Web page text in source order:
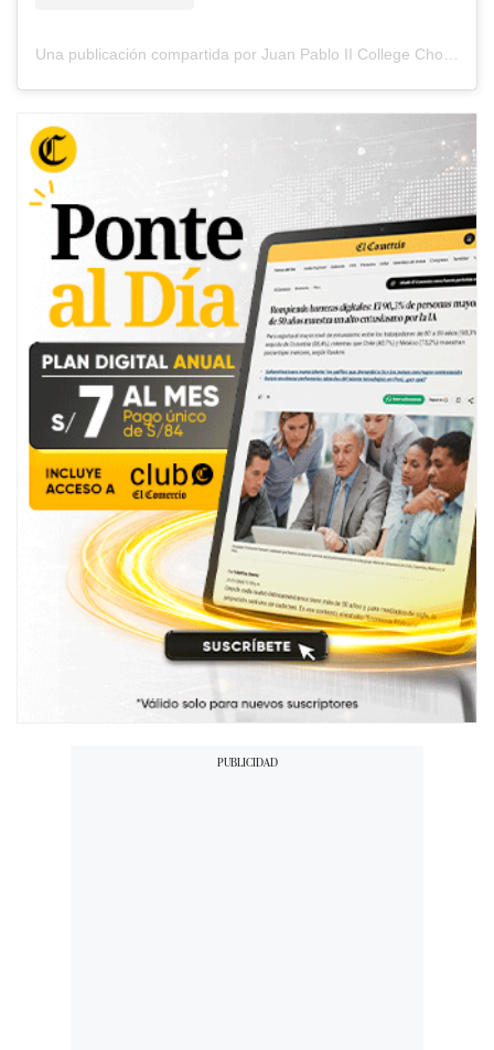
Una publicación compartida por Juan Pablo II College Chongoyape (@juanpablochongoyape)